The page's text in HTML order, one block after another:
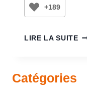
+189
LIRE LA SUITE
Catégories